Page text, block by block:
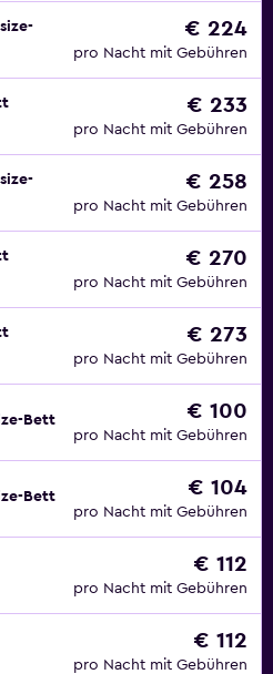
€ 224
pro Nacht mit Gebühren
€ 233
pro Nacht mit Gebühren
€ 258
pro Nacht mit Gebühren
€ 270
pro Nacht mit Gebühren
€ 273
pro Nacht mit Gebühren
Bett € 100
pro Nacht mit Gebühren
Bett € 104
pro Nacht mit Gebühren
€ 112
pro Nacht mit Gebühren
€ 112
pro Nacht mit Gebühren